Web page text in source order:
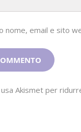
nome, email e sito
Akismet per